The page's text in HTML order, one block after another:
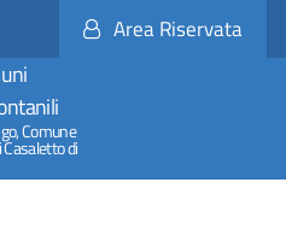
Accesso
servizi
SPID
Area Riservata
Comune
di